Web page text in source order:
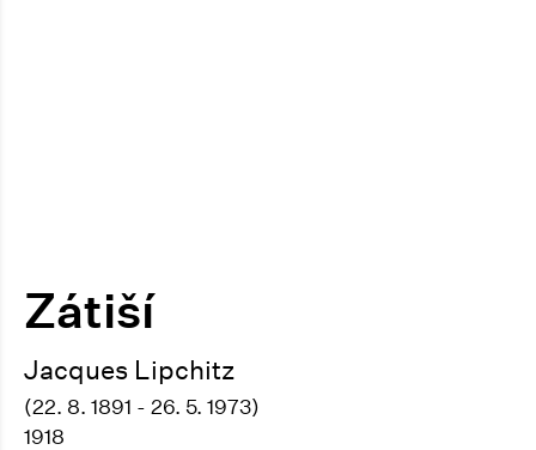
Zátiší
Jacques Lipchitz
(22. 8. 1891 - 26. 5. 1973)
1918